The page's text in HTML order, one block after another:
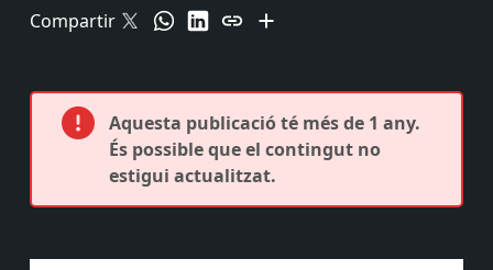
Compartir
Aquesta publicació té més de 1 any.
És possible que el contingut no
estigui actualitzat.